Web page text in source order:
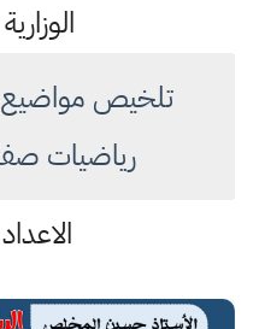
تلخيص مواضيع
رياضيات